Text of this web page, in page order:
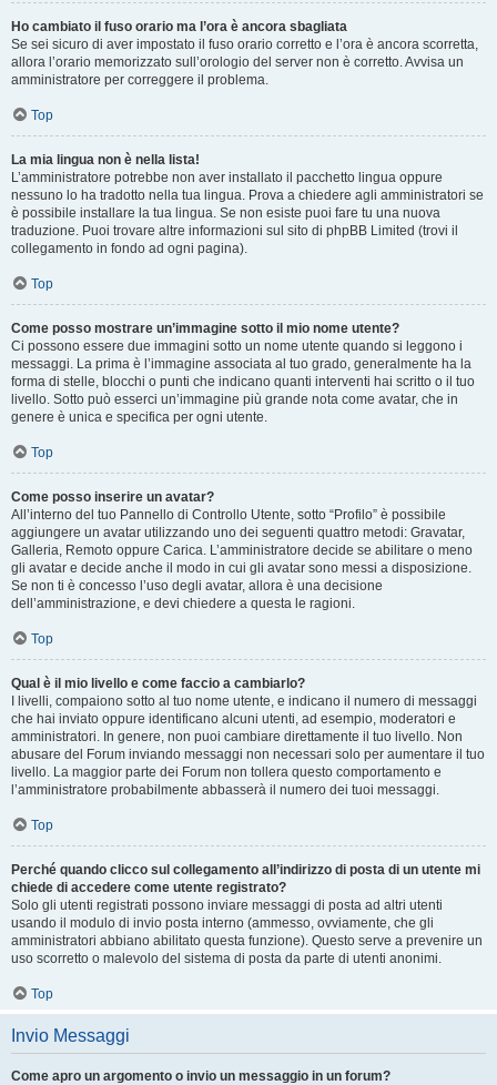
Ho cambiato il fuso orario ma l’ora è ancora sbagliata
Se sei sicuro di aver impostato il fuso orario corretto e l’ora è ancora scorretta,
allora l’orario memorizzato sull’orologio del server non è corretto. Avvisa un
amministratore per correggere il problema.
Top
La mia lingua non è nella lista!
L’amministratore potrebbe non aver installato il pacchetto lingua oppure
nessuno lo ha tradotto nella tua lingua. Prova a chiedere agli amministratori se
è possibile installare la tua lingua. Se non esiste puoi fare tu una nuova
traduzione. Puoi trovare altre informazioni sul sito di phpBB Limited (trovi il
collegamento in fondo ad ogni pagina).
Top
Come posso mostrare un’immagine sotto il mio nome utente?
Ci possono essere due immagini sotto un nome utente quando si leggono i
messaggi. La prima è l’immagine associata al tuo grado, generalmente ha la
forma di stelle, blocchi o punti che indicano quanti interventi hai scritto o il tuo
livello. Sotto può esserci un’immagine più grande nota come avatar, che in
genere è unica e specifica per ogni utente.
Top
Come posso inserire un avatar?
All’interno del tuo Pannello di Controllo Utente, sotto “Profilo” è possibile
aggiungere un avatar utilizzando uno dei seguenti quattro metodi: Gravatar,
Galleria, Remoto oppure Carica. L’amministratore decide se abilitare o meno
gli avatar e decide anche il modo in cui gli avatar sono messi a disposizione.
Se non ti è concesso l’uso degli avatar, allora è una decisione
dell’amministrazione, e devi chiedere a questa le ragioni.
Top
Qual è il mio livello e come faccio a cambiarlo?
I livelli, compaiono sotto al tuo nome utente, e indicano il numero di messaggi
che hai inviato oppure identificano alcuni utenti, ad esempio, moderatori e
amministratori. In genere, non puoi cambiare direttamente il tuo livello. Non
abusare del Forum inviando messaggi non necessari solo per aumentare il tuo
livello. La maggior parte dei Forum non tollera questo comportamento e
l’amministratore probabilmente abbasserà il numero dei tuoi messaggi.
Top
Perché quando clicco sul collegamento all’indirizzo di posta di un utente mi
chiede di accedere come utente registrato?
Solo gli utenti registrati possono inviare messaggi di posta ad altri utenti
usando il modulo di invio posta interno (ammesso, ovviamente, che gli
amministratori abbiano abilitato questa funzione). Questo serve a prevenire un
uso scorretto o malevolo del sistema di posta da parte di utenti anonimi.
Top
Invio Messaggi
Come apro un argomento o invio un messaggio in un forum?